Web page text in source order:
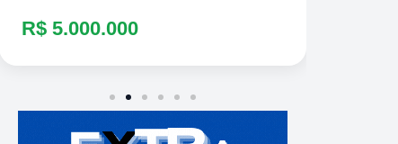
R$ 5.000.000